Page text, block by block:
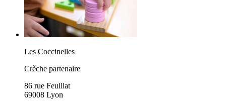
Les Coccinelles
Crèche partenaire
86 rue Feuillat
69008 Lyon